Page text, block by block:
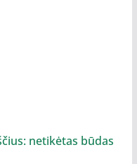
netikėtas būdas